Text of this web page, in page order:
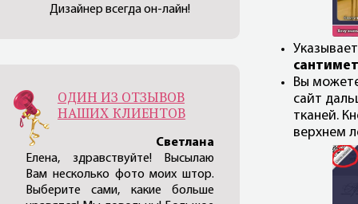
Вы
сайт
тканей.
верхнем
Дизайнер всегда он-лайн!
ОДИН ИЗ ОТЗЫВОВ
НАШИХ КЛИЕНТОВ
Светлана
Елена, здравствуйте! Высылаю
Вам несколько фото моих штор.
Выберите сами, какие больше